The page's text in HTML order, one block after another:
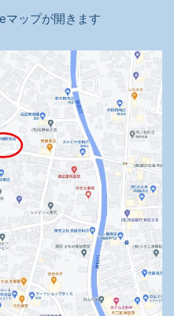
マップが開きます